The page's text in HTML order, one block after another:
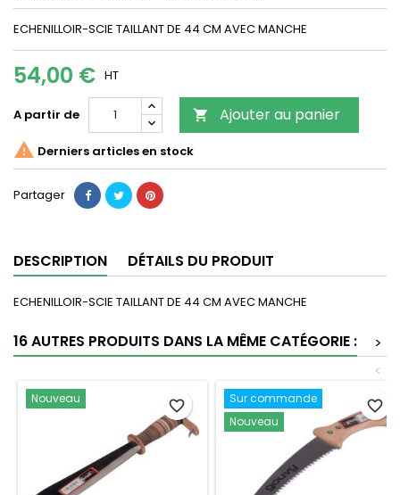
ECHENILLOIR-SCIE TAILLANT DE 44 CM AVEC MANCHE
54,00 € HT
A partir de  Ajouter au panier
 Derniers articles en stock
Partager
DESCRIPTION DÉTAILS DU PRODUIT
ECHENILLOIR-SCIE TAILLANT DE 44 CM AVEC MANCHE
16 AUTRES PRODUITS DANS LA MÊME CATÉGORIE :
>
<
Nouveau favorite_border
Sur commande
Nouveau
favorite_border